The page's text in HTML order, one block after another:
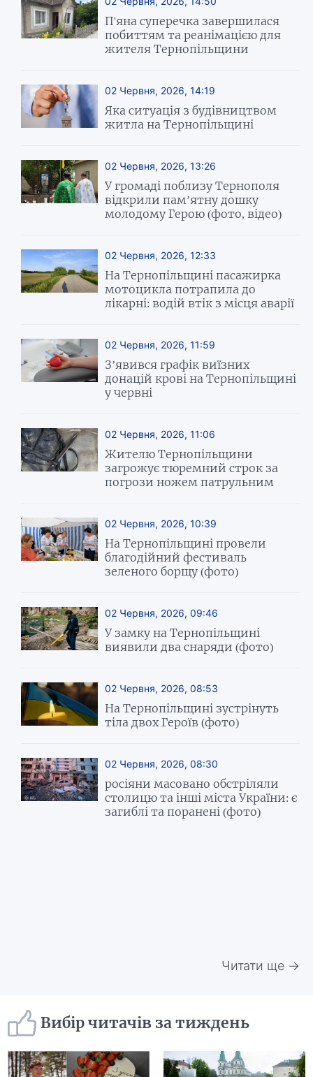
П'яна суперечка завершилася
побиттям та реанімацією для
жителя Тернопільщини
02 Червня, 2026, 14:19
Яка ситуація з будівництвом
житла на Тернопільщині
02 Червня, 2026, 13:26
У громаді поблизу Тернополя
відкрили пам’ятну дошку
молодому Герою (фото, відео)
02 Червня, 2026, 12:33
На Тернопільщині пасажирка
мотоцикла потрапила до
лікарні: водій втік з місця аварії
02 Червня, 2026, 11:59
З’явився графік виїзних
донацій крові на Тернопільщині
у червні
02 Червня, 2026, 11:06
Жителю Тернопільщини
загрожує тюремний строк за
погрози ножем патрульним
02 Червня, 2026, 10:39
На Тернопільщині провели
благодійний фестиваль
зеленого борщу (фото)
02 Червня, 2026, 09:46
У замку на Тернопільщині
виявили два снаряди (фото)
02 Червня, 2026, 08:53
На Тернопільщині зустрінуть
тіла двох Героїв (фото)
02 Червня, 2026, 08:30
росіяни масовано обстріляли
столицю та інші міста України: є
загиблі та поранені (фото)
Читати ще →
Вибір читачів за тиждень